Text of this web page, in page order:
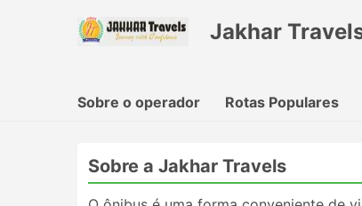
Jakhar
Sobre o operador
Rotas Populares
Sobre a Jakhar Travels